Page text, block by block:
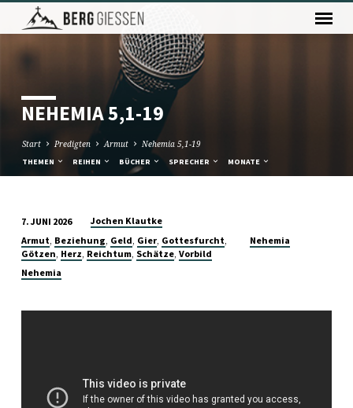
NEHEMIA 5,1-19
Start Predigten Armut Nehemia 5,1-19
THEMEN REIHEN BÜCHER SPRECHER MONATE
NEHEMIA
5,1-
19
7. JUNI 2026
Jochen Klautke
Armut, Beziehung, Geld, Gier, Gottesfurcht,
Götzen, Herz, Reichtum, Schätze, Vorbild
Nehemia
Nehemia